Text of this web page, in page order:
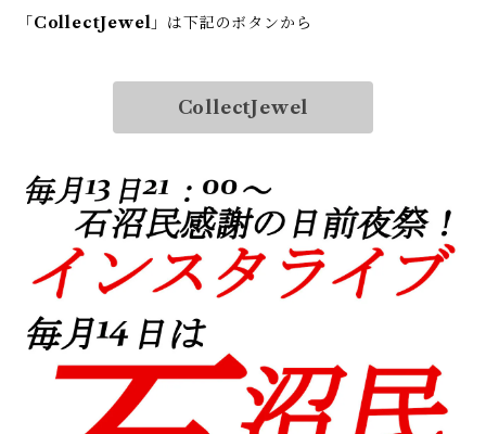
「CollectJewel 」は下記のボタンから
CollectJewel